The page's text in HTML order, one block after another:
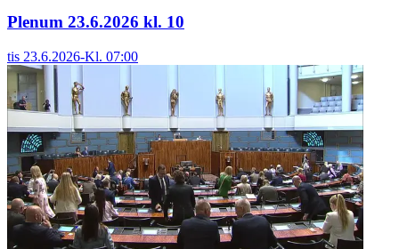
Plenum 23.6.2026 kl. 10
tis 23.6.2026-Kl. 07:00